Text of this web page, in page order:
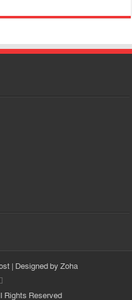
| Designed by Zoha
Rights Reserved